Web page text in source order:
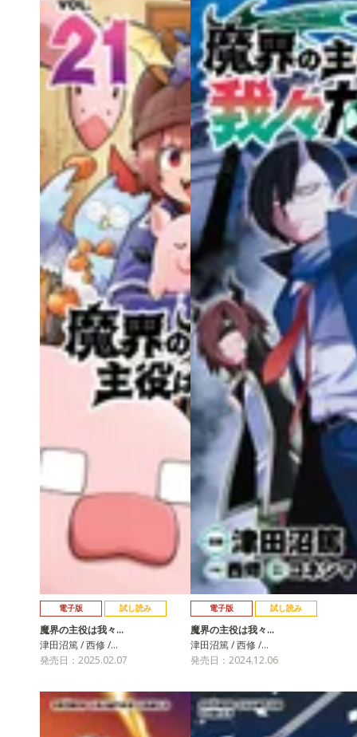
電子版 試し読み
魔界の主役は我々…
津田沼篤 / 西修 /…
発売日：2025.02.07
電子版 試し読み
魔界の主役は我々…
津田沼篤 / 西修 /…
発売日：2024.12.06